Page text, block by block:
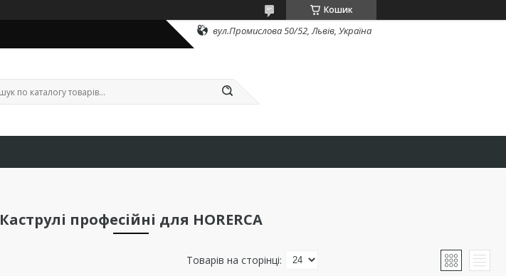
Кошик
вул.Промислова 50/52, Львів, Україна
Каструлі професійні для HORERCA